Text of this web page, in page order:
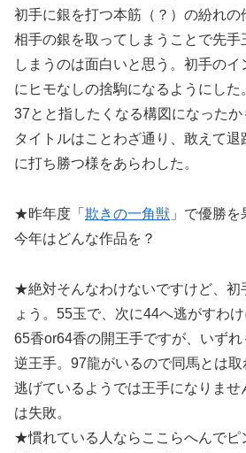
初手に銀を打つ本筋（？）の紛れの
相手の銀を取ってしまうことで先手
しまうのは面白いと思う。初手の
にヒモなしの捨駒になるようにした
37とと指したくなる構図になったか
タイトルはことわざ通り、敢えて
に打ち勝つ様をあらわした。
★昨年度「 欺きの一角獣 」で優勝を
今年はどんな作品を？
★絶対そんなわけないですけど、初
ょう。55玉で、次に44へ逃がすわけ
65香or64香の開王手ですが、いず
逆王手。97龍がいるので同馬とは
逃げているようでは王手になりま
は失敗。
★慣れている人ならここらへんでピ